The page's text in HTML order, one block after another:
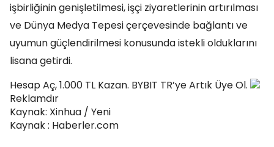
işbirliğinin genişletilmesi, işçi ziyaretlerinin artırılması
ve Dünya Medya Tepesi çerçevesinde bağlantı ve
uyumun güçlendirilmesi konusunda istekli olduklarını
lisana getirdi.
Hesap Aç, 1.000 TL Kazan. BYBIT TR’ye Artık Üye Ol.
Reklamdır
Kaynak: Xinhua / Yeni
Kaynak : Haberler.com